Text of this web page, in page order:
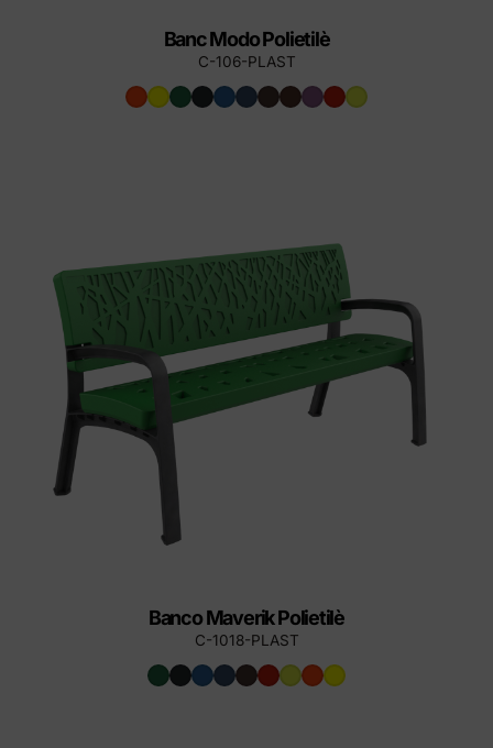
Banc Modo Polietilè
C-106-PLAST
Banco Maverik Polietilè
C-1018-PLAST